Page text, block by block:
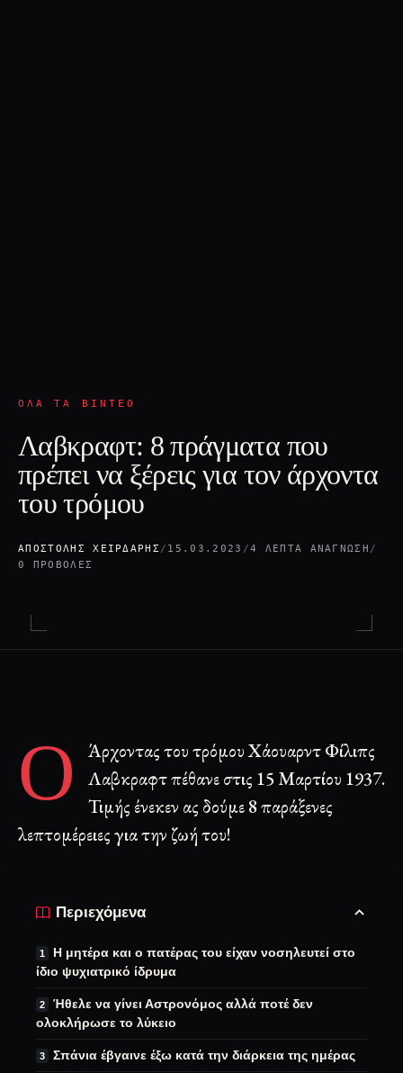
ΌΛΑ ΤΑ ΒΊΝΤΕΟ
Λαβκραφτ: 8 πράγματα που
πρέπει να ξέρεις για τον άρχοντα
του τρόμου
ΑΠΟΣΤΌΛΗΣ ΧΕΙΡΔΆΡΗΣ / 15.03.2023 /4 ΛΕΠΤΆ ΑΝΆΓΝΩΣΗ /
0 ΠΡΟΒΟΛΈΣ
O
Άρχοντας του τρόμου Χάουαρντ Φίλιπς
Λαβκραφτ πέθανε στις 15 Μαρτίου 1937.
Τιμής ένεκεν ας δούμε 8 παράξενες
λεπτομέρειες για την ζωή του!
Περιεχόμενα
Η μητέρα και ο πατέρας του είχαν νοσηλευτεί στο
ίδιο ψυχιατρικό ίδρυμα
Ήθελε να γίνει Αστρονόμος αλλά ποτέ δεν
ολοκλήρωσε το λύκειο
Σπάνια έβγαινε έξω κατά την διάρκεια της ημέρας